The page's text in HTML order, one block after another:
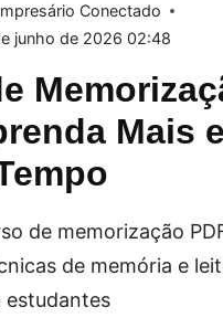
Conectado
junho de 2026 02:48
Mais